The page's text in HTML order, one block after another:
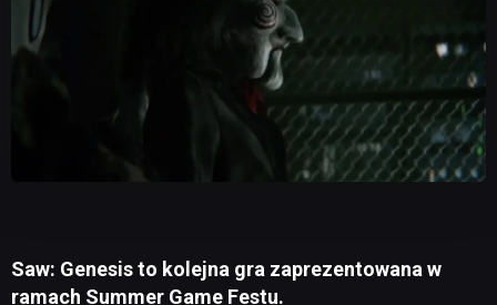
Saw: Genesis to kolejna gra zaprezentowana w
ramach Summer Game Festu.